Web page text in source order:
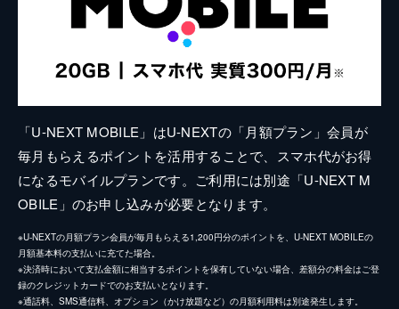
「U-NEXT MOBILE」はU-NEXTの「月額プラン」会員が
毎月もらえるポイントを活用することで、スマホ代がお得
になるモバイルプランです。ご利用には別途「U-NEXT M
OBILE」のお申し込みが必要となります。
※U-NEXTの月額プラン会員が毎月もらえる1,200円分のポイントを、U-NEXT MOBILEの
月額基本料の支払いに充てた場合。
※決済時において支払金額に相当するポイントを保有していない場合、差額分の料金はご登
録のクレジットカードでのお支払いとなります。
※通話料、SMS通信料、オプション（かけ放題など）の月額利用料は別途発生します。